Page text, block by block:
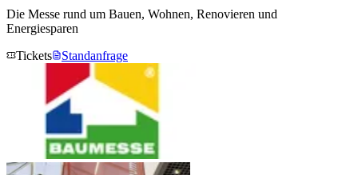
Die Messe rund um Bauen, Wohnen, Renovieren und
Energiesparen
Tickets
Standanfrage